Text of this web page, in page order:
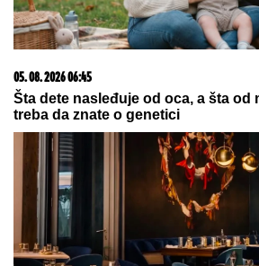
05. 08. 2026 06:45
Šta dete nasleđuje od oca, a šta od
treba da znate o genetici